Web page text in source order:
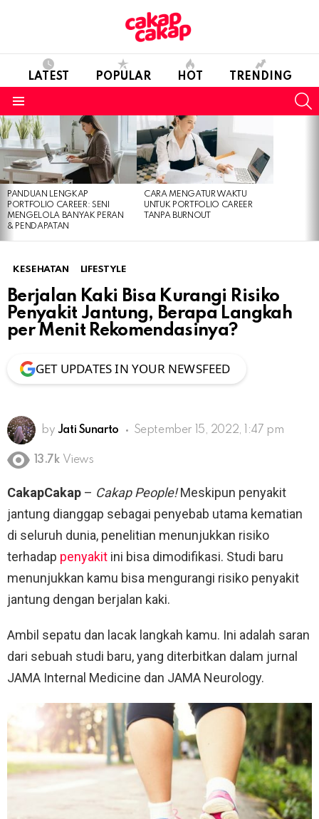
LATEST POPULAR HOT TRENDING
LATEST
STORIES
PANDUAN LENGKAP
PORTFOLIO CAREER: SENI
MENGELOLA BANYAK PERAN
& PENDAPATAN
CARA MENGATUR WAKTU
UNTUK PORTFOLIO CAREER
TANPA BURNOUT
KESEHATAN LIFESTYLE
Berjalan Kaki Bisa Kurangi Risiko
Penyakit Jantung, Berapa Langkah
per Menit Rekomendasinya?
GET UPDATES IN YOUR NEWSFEED
by Jati Sunarto September 15, 2022, 1:47 pm
13.7k Views
CakapCakap – Cakap People!Meskipun penyakit
jantung dianggap sebagai penyebab utama kematian
di seluruh dunia, penelitian menunjukkan risiko
terhadap penyakit ini bisa dimodifikasi. Studi baru
menunjukkan kamu bisa mengurangi risiko penyakit
jantung dengan berjalan kaki.
Ambil sepatu dan lacak langkah kamu. Ini adalah saran
dari sebuah studi baru, yang diterbitkan dalam jurnal
JAMA Internal Medicine dan JAMA Neurology.